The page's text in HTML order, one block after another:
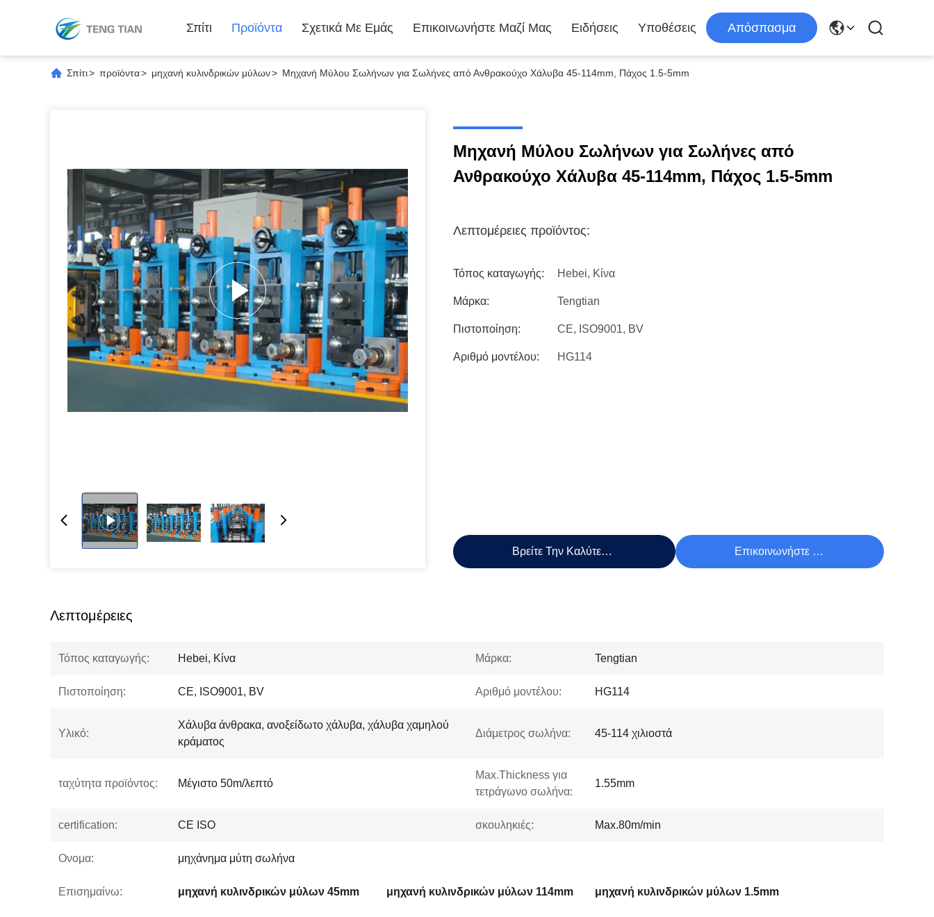
Σπίτι Προϊόντα Σχετικά Με Εμάς Επικοινωνήστε Μαζί Μας Ειδήσεις Υποθέσεις Απόσπασμα
Σπίτι> προϊόντα> μηχανή κυλινδρικών μύλων> Μηχανή Μύλου Σωλήνων για Σωλήνες από Ανθρακούχο Χάλυβα 45-114mm, Πάχος 1.5-5mm
Μηχανή Μύλου Σωλήνων για Σωλήνες από
Ανθρακούχο Χάλυβα 45-114mm, Πάχος 1.5-5mm
Λεπτομέρειες προϊόντος:
Τόπος καταγωγής: Hebei, Κίνα
Μάρκα: Tengtian
Πιστοποίηση: CE, ISO9001, BV
Αριθμό μοντέλου: HG114
Βρείτε Την Καλύτερη Τιμή Επικοινωνήστε Τώρα
Λεπτομέρειες
Τόπος καταγωγής: Hebei, Κίνα Μάρκα: Tengtian
Πιστοποίηση: CE, ISO9001, BV Αριθμό μοντέλου: HG114
Υλικό:
Χάλυβα άνθρακα, ανοξείδωτο χάλυβα, χάλυβα χαμηλού
κράματος
Διάμετρος σωλήνα: 45-114 χιλιοστά
ταχύτητα προϊόντος: Μέγιστο 50m/λεπτό
Max.Thickness για
τετράγωνο σωλήνα:
1.55mm
certification: CE ISO σκουληκιές: Max.80m/min
Ονομα: μηχάνημα μύτη σωλήνα
Επισημαίνω: μηχανή κυλινδρικών μύλων 45mm μηχανή κυλινδρικών μύλων 114mm μηχανή κυλινδρικών μύλων 1.5mm